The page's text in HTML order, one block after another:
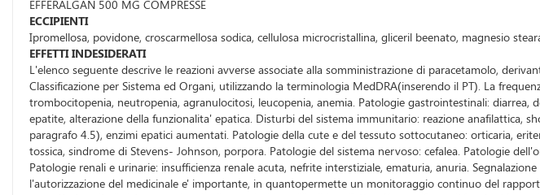
EFFERALGAN 500 MG COMPRESSE
ECCIPIENTI
Ipromellosa, povidone, croscarmellosa sodica, cellulosa microcristallina, gliceril beenato, magnesio
EFFETTI INDESIDERATI
L'elenco seguente descrive le reazioni avverse associate alla somministrazione di paracetamolo,
Classificazione per Sistema ed Organi, utilizzando la terminologia MedDRA(inserendo il PT). La
trombocitopenia, neutropenia, agranulocitosi, leucopenia, anemia. Patologie gastrointestinali:
epatite, alterazione della funzionalita' epatica. Disturbi del sistema immunitario: reazione anafilattica,
paragrafo 4.5), enzimi epatici aumentati. Patologie della cute e del tessuto sottocutaneo: orticaria,
tossica, sindrome di Stevens- Johnson, porpora. Patologie del sistema nervoso: cefalea. Patologie
Patologie renali e urinarie: insufficienza renale acuta, nefrite interstiziale, ematuria, anuria.
l'autorizzazione del medicinale e' importante, in quantopermette un monitoraggio continuo del